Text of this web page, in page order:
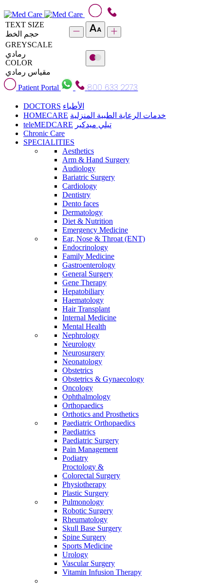
TEXT SIZE
حجم الخط
GREYSCALE
رمادي
COLOR
مقياس رمادي
Patient Portal
800 633 2273
DOCTORS الأطباء
HOMECARE خدمات الرعاية الطبية المنزلية
teleMEDCARE تيلي ميدكير
Chronic Care
SPECIALITIES
Aesthetics
Arm & Hand Surgery
Audiology
Bariatric Surgery
Cardiology
Dentistry
Dento faces
Dermatology
Diet & Nutrition
Emergency Medicine
Ear, Nose & Throat (ENT)
Endocrinology
Family Medicine
Gastroenterology
General Surgery
Gene Therapy
Hepatobiliary
Haematology
Hair Transplant
Internal Medicine
Mental Health
Nephrology
Neurology
Neurosurgery
Neonatology
Obstetrics
Obstetrics & Gynaecology
Oncology
Ophthalmology
Orthopaedics
Orthotics and Prosthetics
Paediatric Orthopaedics
Paediatrics
Paediatric Surgery
Pain Management
Podiatry
Proctology &
Colorectal Surgery
Physiotherapy
Plastic Surgery
Pulmonology
Robotic Surgery
Rheumatology
Skull Base Surgery
Spine Surgery
Sports Medicine
Urology
Vascular Surgery
Vitamin Infusion Therapy